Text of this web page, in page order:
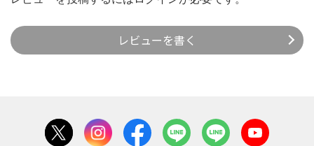
レビューを書く